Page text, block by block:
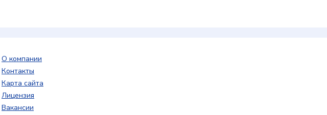
О компании
Контакты
Карта сайта
Лицензия
Вакансии